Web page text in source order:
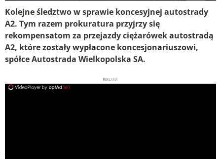
Kolejne śledztwo w sprawie koncesyjnej autostrady
A2. Tym razem prokuratura przyjrzy się
rekompensatom za przejazdy ciężarówek autostradą
A2, które zostały wypłacone koncesjonariuszowi,
spółce Autostrada Wielkopolska SA.
REKLAMA